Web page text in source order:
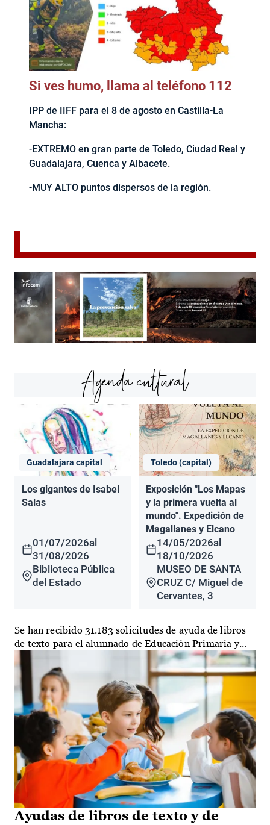
Si ves humo, llama al teléfono 112
IPP de IIFF para el 8 de agosto en Castilla-La
Mancha:
-EXTREMO en gran parte de Toledo, Ciudad Real y
Guadalajara, Cuenca y Albacete.
-MUY ALTO puntos dispersos de la región.
Agenda cultural
Guadalajara capital
Los gigantes de Isabel
Salas
01/07/2026al
31/08/2026
Biblioteca Pública
del Estado
Toledo (capital)
Exposición "Los Mapas
y la primera vuelta al
mundo". Expedición de
Magallanes y Elcano
14/05/2026al
18/10/2026
MUSEO DE SANTA
CRUZ C/ Miguel de
Cervantes, 3
Ayudas de libros de texto y de
Se han recibido 31.183 solicitudes de ayuda de libros
de texto para el alumnado de Educación Primaria y...